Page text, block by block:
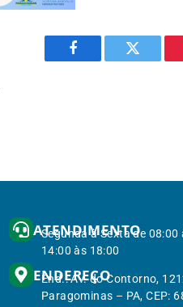
Facebook Twitter
ATENDIMENTO
Segunda à Sexta de 08:00
14:00 às 18:00
ENDEREÇO
End.: Av. do Contorno,
Paragominas – PA, CEP: